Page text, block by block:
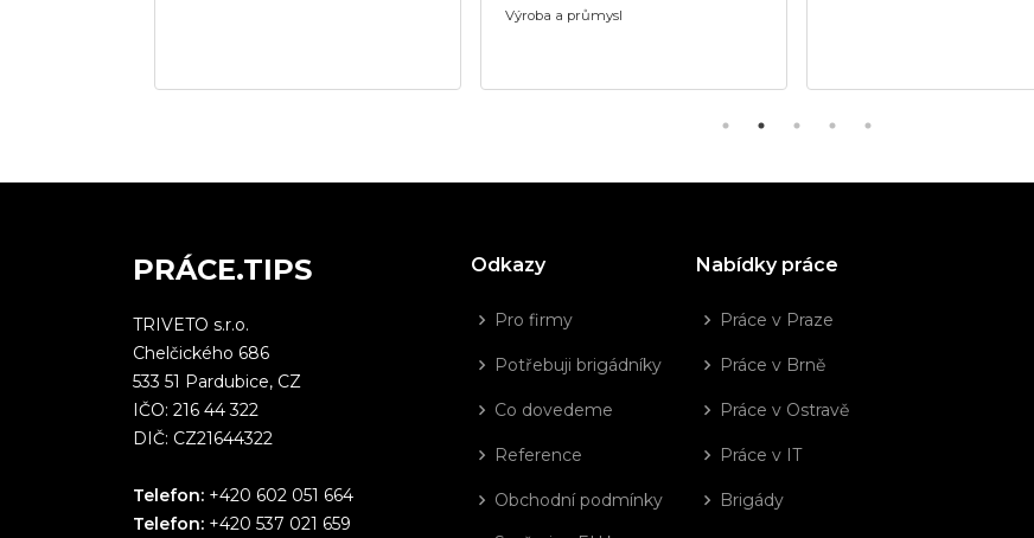
Výroba a průmysl
PRÁCE.TIPS
TRIVETO s.r.o.
Chelčického 686
533 51 Pardubice, CZ
IČO: 216 44 322
DIČ: CZ21644322
Telefon: +420 602 051 664
Telefon: +420 537 021 659
Odkazy
Pro firmy
Potřebuji brigádníky
Co dovedeme
Reference
Obchodní podmínky
Nabídky práce
Práce v Praze
Práce v Brně
Práce v Ostravě
Práce v IT
Brigády